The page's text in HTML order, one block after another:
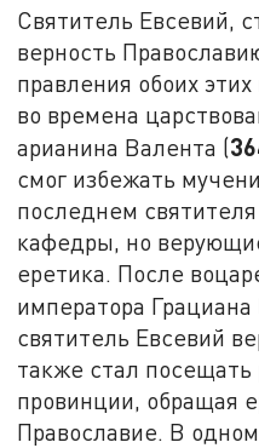
Святитель Евсевий,
верность
правления обоих
во времена
арианина Валента (
смог избежать
последнем
кафедры, но
еретика. После
императора
святитель Евсевий
также стал
провинции, обращая
Православие. В